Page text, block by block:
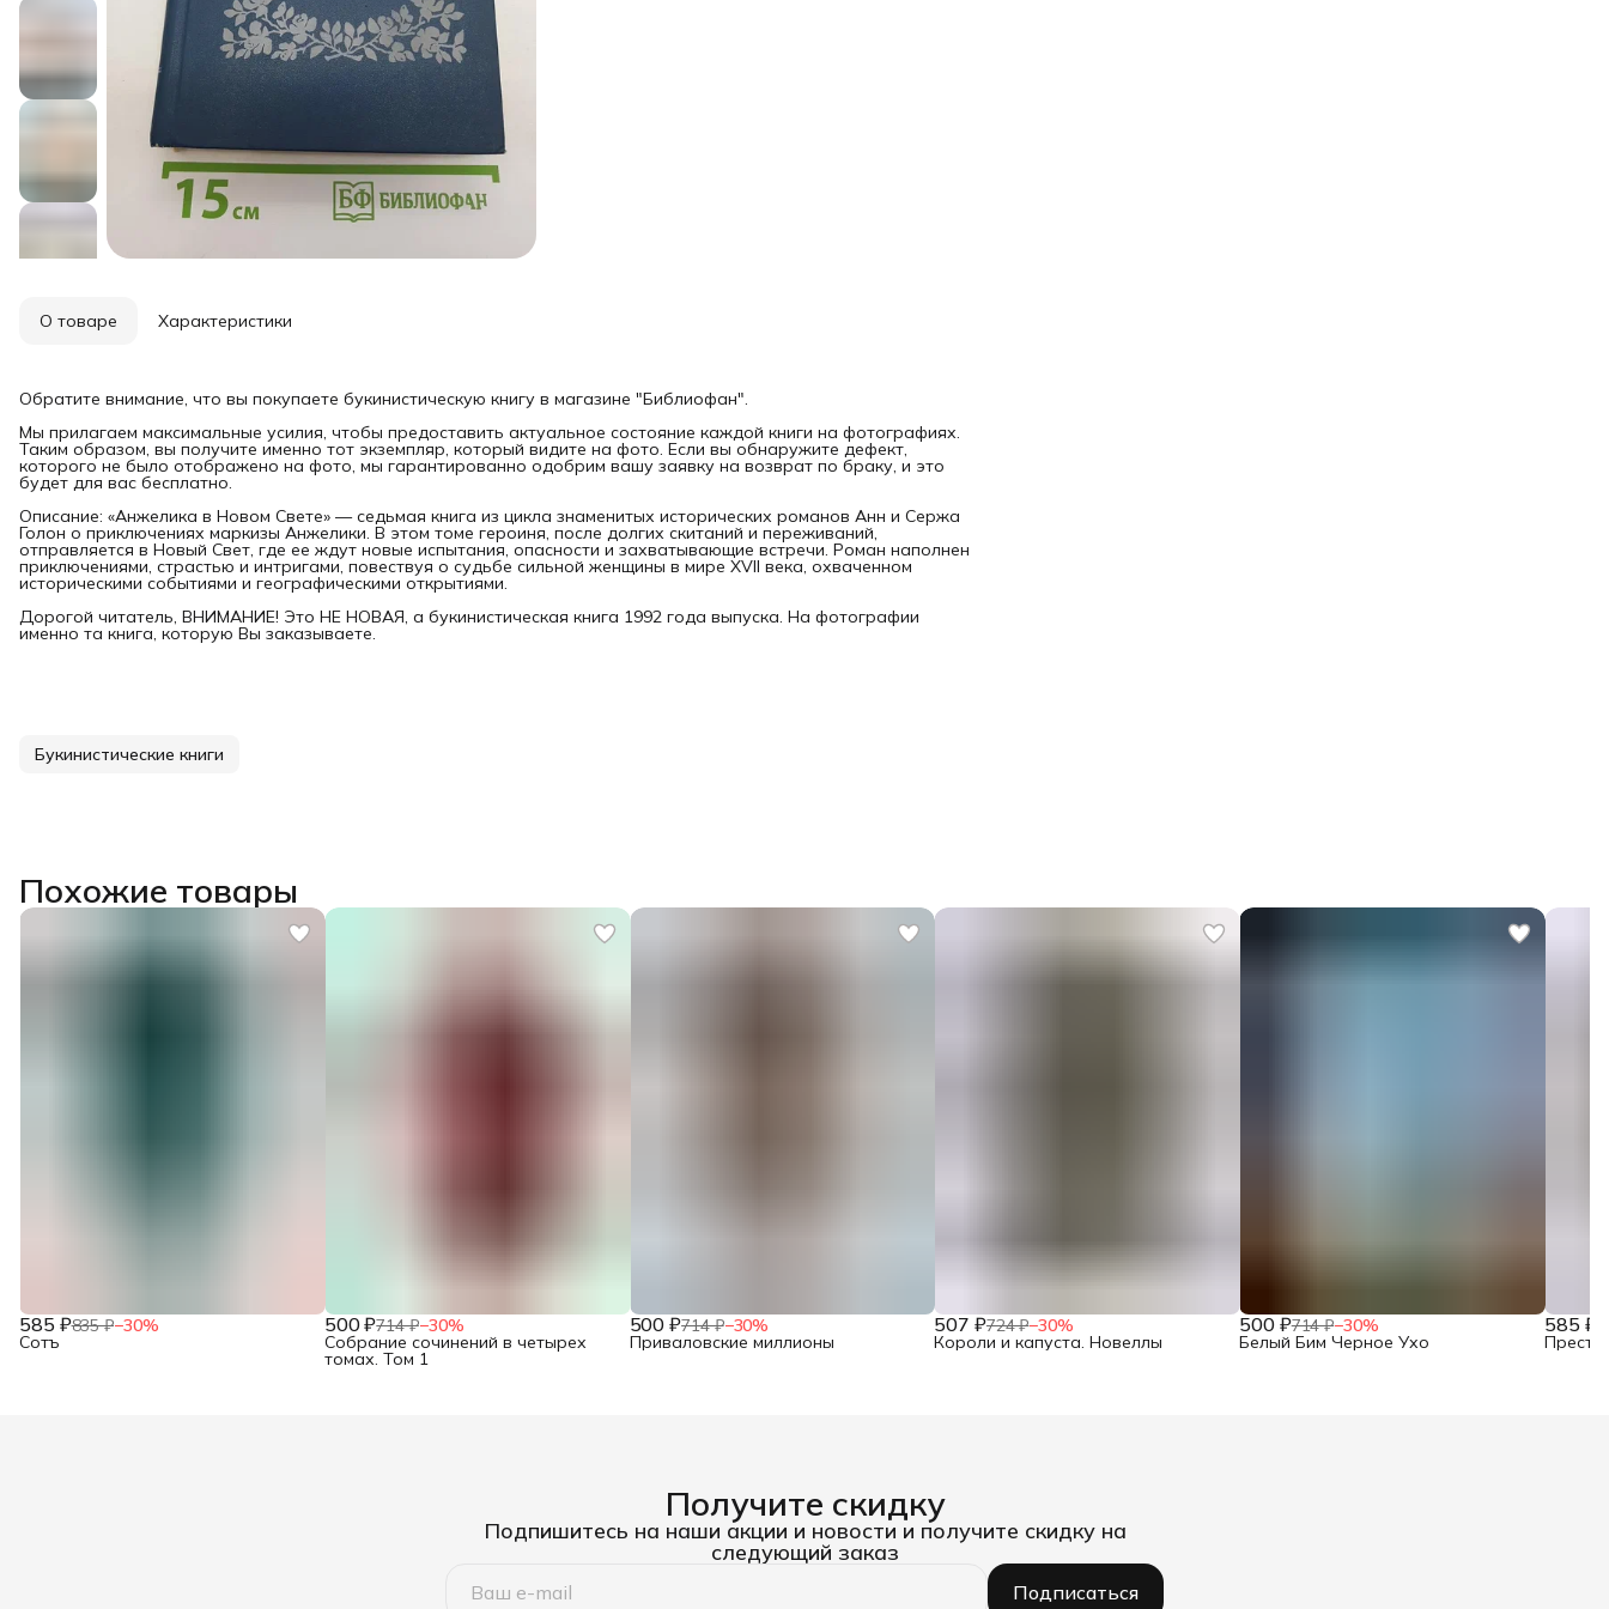
О товаре Характеристики
Обратите внимание, что вы покупаете букинистическую книгу в магазине "Библиофан".
Мы прилагаем максимальные усилия, чтобы предоставить актуальное состояние каждой книги на фотографиях.
Таким образом, вы получите именно тот экземпляр, который видите на фото. Если вы обнаружите дефект,
которого не было отображено на фото, мы гарантированно одобрим вашу заявку на возврат по браку, и это
будет для вас бесплатно.
Описание: «Анжелика в Новом Свете» — седьмая книга из цикла знаменитых исторических романов Анн и Сержа
Голон о приключениях маркизы Анжелики. В этом томе героиня, после долгих скитаний и переживаний,
отправляется в Новый Свет, где ее ждут новые испытания, опасности и захватывающие встречи. Роман наполнен
приключениями, страстью и интригами, повествуя о судьбе сильной женщины в мире XVII века, охваченном
историческими событиями и географическими открытиями.
Дорогой читатель, ВНИМАНИЕ! Это НЕ НОВАЯ, а букинистическая книга 1992 года выпуска. На фотографии
именно та книга, которую Вы заказываете.
Букинистические книги
Похожие товары
585 ₽835 ₽−30%
Сотъ
500 ₽714 ₽−30%
Собрание сочинений в четырех
томах. Том 1
500 ₽714 ₽−30%
Приваловские миллионы
507 ₽724 ₽−30%
Короли и капуста. Новеллы
500 ₽714 ₽−30%
Белый Бим Черное Ухо
585 ₽
Получите скидку
Подпишитесь на наши акции и новости и получите скидку на
следующий заказ
Подписаться